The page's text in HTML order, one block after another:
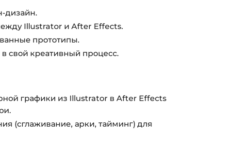
дизайн.
Illustrator и After Effects.
прототипы.
свой креативный процесс.
графики из Illustrator в After Effects
(сглаживание, арки, тайминг) для